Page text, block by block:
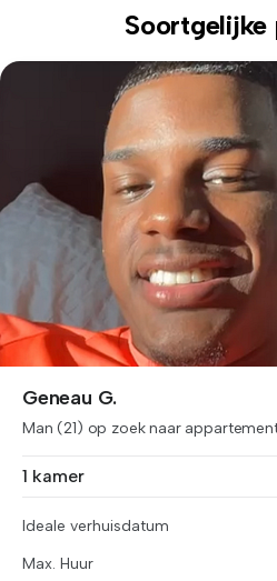
Soortgelijke
Geneau G.
Man (21) op zoek naar
1 kamer
Ideale verhuisdatum
Max. Huur